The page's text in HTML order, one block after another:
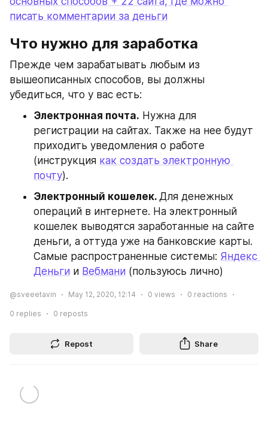
писать комментарии за деньги
Что нужно для заработка
Прежде чем зарабатывать любым из
вышеописанных способов, вы должны
убедиться, что у вас есть:
Электронная почта. Нужна для
регистрации на сайтах. Также на нее будут
приходить уведомления о работе
(инструкция как создать электронную
почту).
Электронный кошелек. Для денежных
операций в интернете. На электронный
кошелек выводятся заработанные на сайте
деньги, а оттуда уже на банковские карты.
Самые распространенные системы: Яндекс
Деньги и Вебмани (пользуюсь лично)
@sveeetavin May 12, 2020, 12:14 0 views 0 reactions
0 replies 0 reposts
Repost Share